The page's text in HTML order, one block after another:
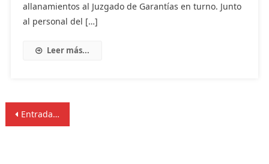
allanamientos al Juzgado de Garantías en turno. Junto
al personal del […]
Leer más...
Navegación
Entradas anteriores